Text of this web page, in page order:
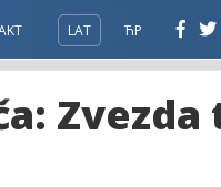
LAT ЋР
Zvezda